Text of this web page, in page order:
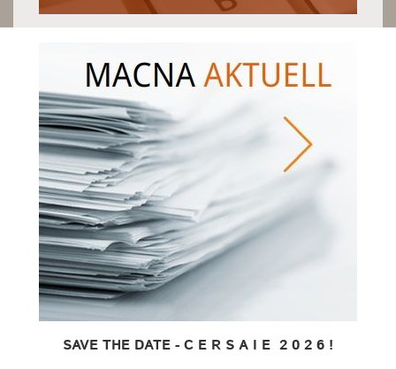
SAVE THE DATE - C E R S A I E 2 0 2 6 !